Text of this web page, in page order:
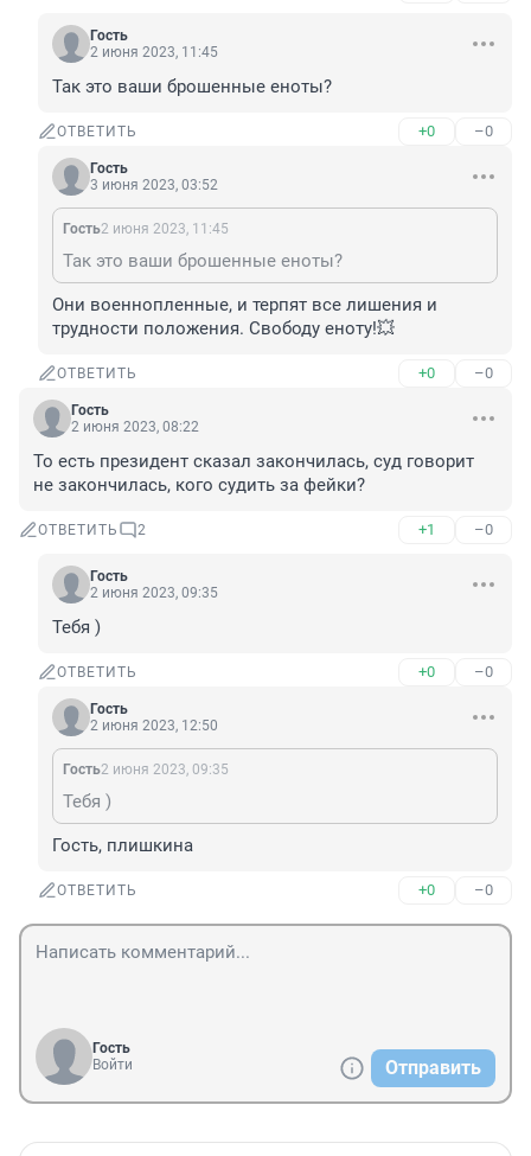
Гость
2 июня 2023, 11:45
Так это ваши брошенные еноты?
ОТВЕТИТЬ +0 –0
Гость
3 июня 2023, 03:52
Гость2 июня 2023, 11:45
Так это ваши брошенные еноты?
Они военнопленные, и терпят все лишения и
трудности положения. Свободу еноту!💥
ОТВЕТИТЬ +0 –0
Гость
2 июня 2023, 08:22
То есть президент сказал закончилась, суд говорит
не закончилась, кого судить за фейки?
ОТВЕТИТЬ 2 +1 –0
Гость
2 июня 2023, 09:35
Тебя )
ОТВЕТИТЬ +0 –0
Гость
2 июня 2023, 12:50
Гость2 июня 2023, 09:35
Тебя )
Гость, плишкина
ОТВЕТИТЬ +0 –0
Гость
Войти
Отправить